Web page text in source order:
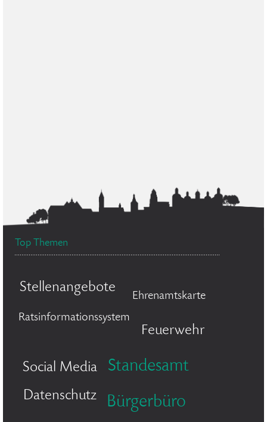
Top Themen
Stellenangebote
Ehrenamtskarte
Ratsinformationssystem
Feuerwehr
Social Media Standesamt
Datenschutz Bürgerbüro